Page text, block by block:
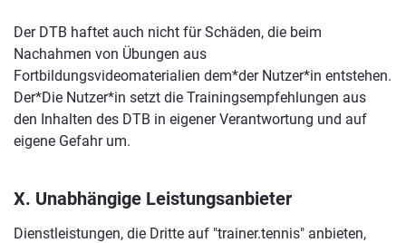
Der DTB haftet auch nicht für Schäden, die beim
Nachahmen von Übungen aus
Fortbildungsvideomaterialien dem*der Nutzer*in entstehen.
Der*Die Nutzer*in setzt die Trainingsempfehlungen aus
den Inhalten des DTB in eigener Verantwortung und auf
eigene Gefahr um.
X. Unabhängige Leistungsanbieter
Dienstleistungen, die Dritte auf "trainer.tennis" anbieten,